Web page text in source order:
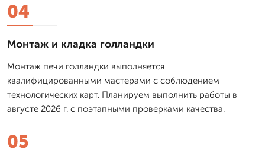
04
Монтаж и кладка голландки
Монтаж печи голландки выполняется
квалифицированными мастерами с соблюдением
технологических карт. Планируем выполнить работы в
августе 2026 г. с поэтапными проверками качества.
05